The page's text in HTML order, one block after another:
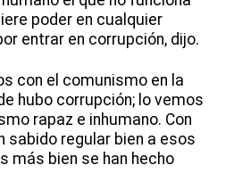
poder en cualquier
entrar en corrupción, dijo.
con el comunismo en la
hubo corrupción; lo vemos
rapaz e inhumano. Con
sabido regular bien a esos
más bien se han hecho